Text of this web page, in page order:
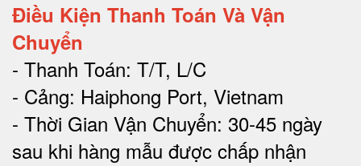
Điều Kiện Thanh Toán Và Vận
Chuyển
- Thanh Toán: T/T, L/C
- Cảng: Haiphong Port, Vietnam
- Thời Gian Vận Chuyển: 30-45 ngày
sau khi hàng mẫu được chấp nhận